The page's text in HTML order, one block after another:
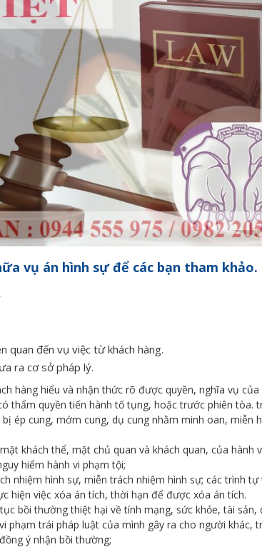
vụ án hình sự để các bạn tham khảo.
quan đến vụ việc từ khách hàng.
ra cơ sở pháp lý.
hàng hiểu và nhận thức rõ được quyền, nghĩa vụ
thẩm quyền tiến hành tố tụng, hoặc trước phiên tòa.
ép cung, mớm cung, dụ cung nhằm minh oan, miễn
khách thể, mặt chủ quan và khách quan, của hành
hiểm hành vi phạm tội;
nhiệm hình sự, miễn trách nhiệm hình sự; các trình
hiện việc xóa án tích, thời hạn để được xóa án tích.
bồi thường thiệt hại về tính mạng, sức khỏe, tài sản,
phạm trái pháp luật của mình gây ra cho người khác,
ý nhận bồi thường;